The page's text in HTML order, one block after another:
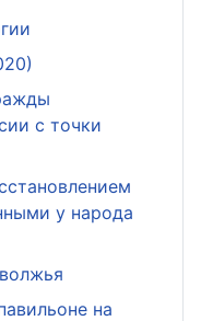
с точки
у народа
на